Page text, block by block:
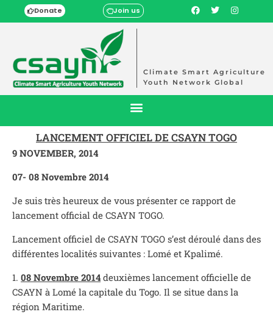
Donate Join us
Climate Smart Agriculture
Youth Network Global
LANCEMENT OFFICIEL DE CSAYN TOGO
9 NOVEMBER, 2014
07- 08 Novembre 2014
Je suis très heureux de vous présenter ce rapport de
lancement official de CSAYN TOGO.
Lancement officiel de CSAYN TOGO s’est déroulé dans des
différentes localités suivantes : Lomé et Kpalimé.
1. 08 Novembre 2014 deuxièmes lancement officielle de
CSAYN à Lomé la capitale du Togo. Il se situe dans la
région Maritime.